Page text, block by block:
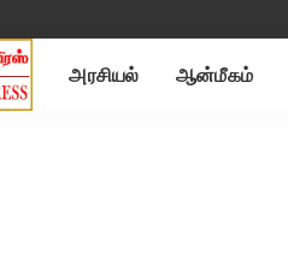
அரசியல் ஆன்மீகம்